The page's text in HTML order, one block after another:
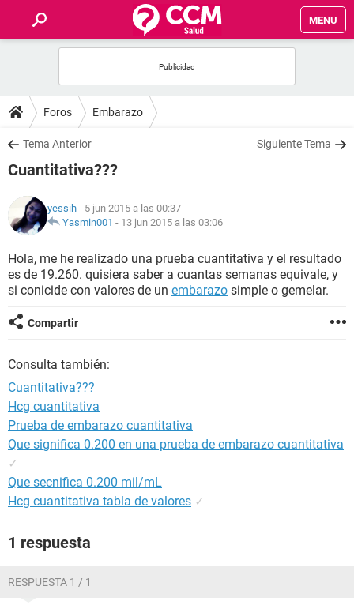
MENU
FOROS
SALUD
NUTRICIÓN
BIENESTAR
Foros Embarazo
Tema Anterior Siguiente Tema
Cuantitativa???
yessih - 5 jun 2015 a las 00:37
Yasmin001 - 13 jun 2015 a las 03:06
Hola, me he realizado una prueba cuantitativa y el resultado
es de 19.260. quisiera saber a cuantas semanas equivale, y
si conicide con valores de un embarazo simple o gemelar.
Compartir
Consulta también:
Cuantitativa???
Hcg cuantitativa
Prueba de embarazo cuantitativa
Que significa 0.200 en una prueba de embarazo cuantitativa
✓
Que secnifica 0.200 mil/mL
Hcg cuantitativa tabla de valores ✓
1 respuesta
RESPUESTA 1 / 1